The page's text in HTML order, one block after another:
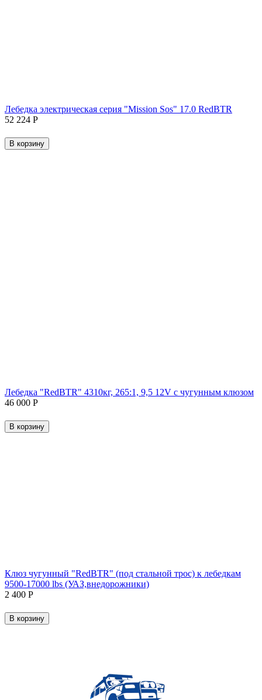
Лебедка электрическая серия "Mission Sos" 17.0 RedBTR
52 224 Р
В корзину
Лебедка "RedBTR" 4310кг, 265:1, 9,5 12V с чугунным клюзом
46 000 Р
В корзину
Клюз чугунный "RedBTR" (под стальной трос) к лебедкам
9500-17000 lbs (УАЗ,внедорожники)
2 400 Р
В корзину